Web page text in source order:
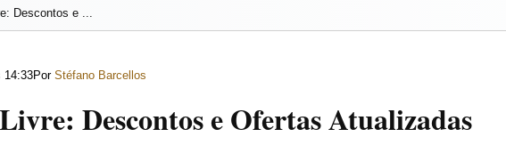
Descontos e ...
14:33Por Stéfano Barcellos
Descontos e Ofertas Atualizadas